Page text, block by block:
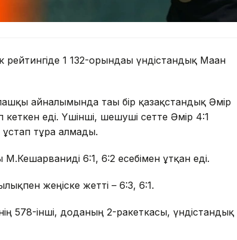
1 132-орындағы үндістандық Маан
айналымында тағы бір қазақстандық Әмір
еді. Үшінші, шешуші сетте Әмір 4:1
тұра алмады.
6:1, 6:2 есебімен ұтқан еді.
жеңіске жетті – 6:3, 6:1.
578-інші, доданың 2-ракеткасы, үндістандық